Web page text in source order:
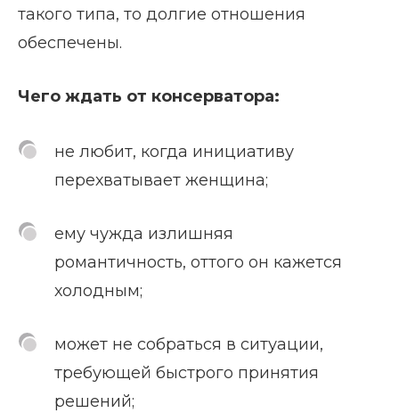
такого типа, то долгие отношения
обеспечены.
Чего ждать от консерватора:
не любит, когда инициативу
перехватывает женщина;
ему чужда излишняя
романтичность, оттого он кажется
холодным;
может не собраться в ситуации,
требующей быстрого принятия
решений;